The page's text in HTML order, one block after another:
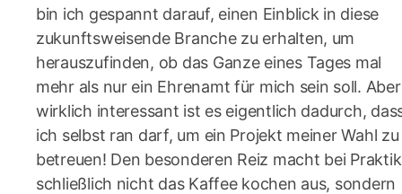
bin ich gespannt darauf, einen Einblick in diese
zukunftsweisende Branche zu erhalten, um
herauszufinden, ob das Ganze eines Tages mal
mehr als nur ein Ehrenamt für mich sein soll. Aber
wirklich interessant ist es eigentlich dadurch,
ich selbst ran darf, um ein Projekt meiner Wahl zu
betreuen! Den besonderen Reiz macht bei
schließlich nicht das Kaffee kochen aus, sondern